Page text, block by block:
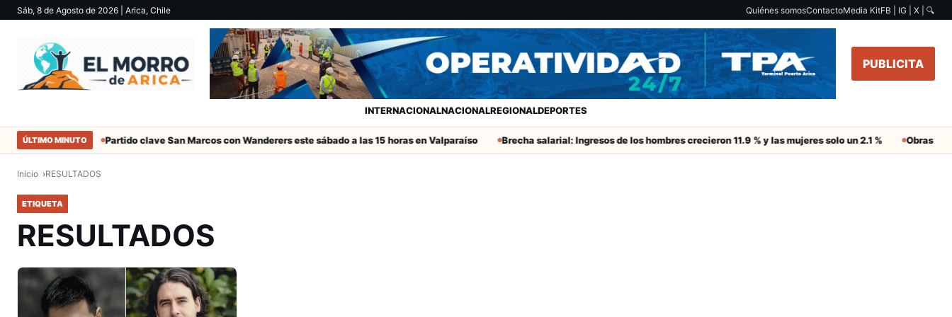
Sáb, 8 de Agosto de 2026 | Arica, Chile Quiénes somosContactoMedia KitFB | IG | X | 🔍
PUBLICITA
INTERNACIONALNACIONALREGIONALDEPORTES
ÚLTIMO MINUTO
de Arica Partido clave San Marcos con Wanderers este sábado a las 15 horas en Valparaíso Brecha salarial: Ingresos de los hombres crecieron 11.9 % y las mujeres solo un 2.1 % Obras de
Inicio RESULTADOS
ETIQUETA
RESULTADOS